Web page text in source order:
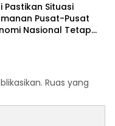
Pastikan Situasi
Pusat-Pusat
Nasional Tetap
Ruas yang